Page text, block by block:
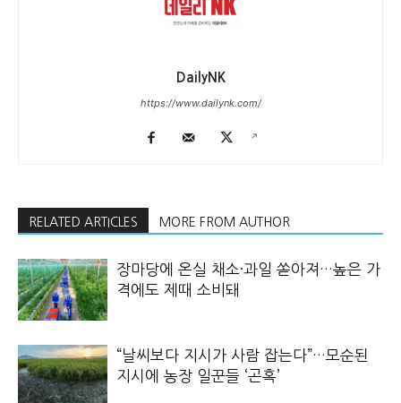
DailyNK
https://www.dailynk.com/
RELATED ARTICLES MORE FROM AUTHOR
장마당에 온실 채소·과일 쏟아져…높은 가
격에도 제때 소비돼
“날씨보다 지시가 사람 잡는다”…모순된
지시에 농장 일꾼들 ‘곤혹’